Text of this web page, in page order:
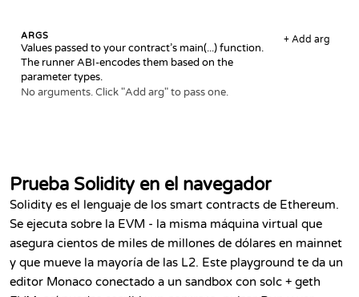
ARGS
Values passed to your contract’s main(...) function.
The runner ABI-encodes them based on the
parameter types.
+ Add arg
No arguments. Click "Add arg" to pass one.
Prueba Solidity en el navegador
Solidity es el lenguaje de los smart contracts de Ethereum.
Se ejecuta sobre la EVM - la misma máquina virtual que
asegura cientos de miles de millones de dólares en mainnet
y que mueve la mayoría de las L2. Este playground te da un
editor Monaco conectado a un sandbox con solc + geth